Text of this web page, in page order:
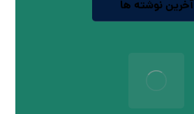
آخرین نوشته ها